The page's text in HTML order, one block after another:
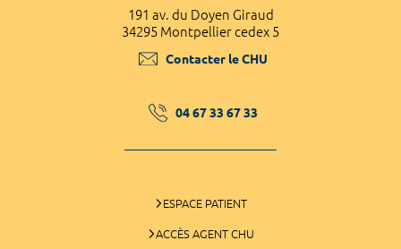
191 av. du Doyen Giraud
34295 Montpellier cedex 5
Contacter le CHU
04 67 33 67 33
ESPACE PATIENT
ACCÈS AGENT CHU